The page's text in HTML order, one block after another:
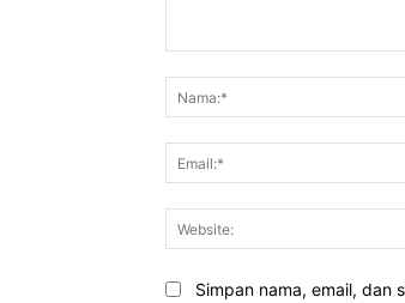
Simpan nama, email, dan